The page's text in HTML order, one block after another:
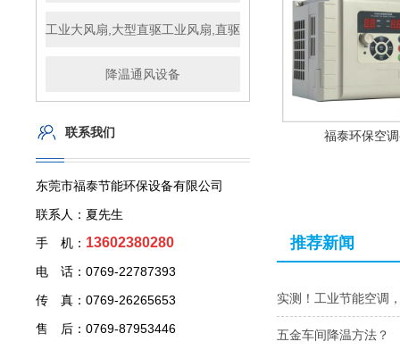
工业大风扇,大型直驱工业风扇,直驱工业风扇,工业大吊扇,大型
降温通风设备
联系我们
东莞市福泰节能环保设备有限公司
联系人：夏先生
手 机： 13602380280
电 话：0769-22787393
传 真：0769-26265653
售 后：0769-87953446
福泰环保空
推荐新闻
实测！工业节能空调
五金车间降温方法？